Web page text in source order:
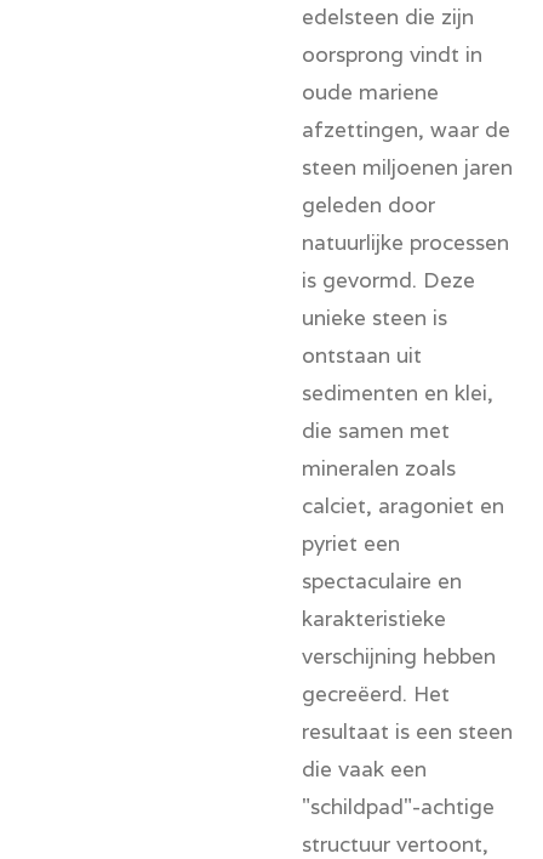
edelsteen die zijn
oorsprong vindt in
oude mariene
afzettingen, waar de
steen miljoenen jaren
geleden door
natuurlijke processen
is gevormd. Deze
unieke steen is
ontstaan uit
sedimenten en klei,
die samen met
mineralen zoals
calciet, aragoniet en
pyriet een
spectaculaire en
karakteristieke
verschijning hebben
gecreëerd. Het
resultaat is een steen
die vaak een
"schildpad"-achtige
structuur vertoont,